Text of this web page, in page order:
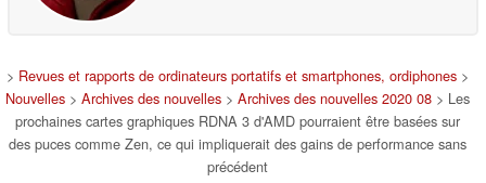
> Revues et rapports de ordinateurs portatifs et smartphones, ordiphones >
Nouvelles > Archives des nouvelles > Archives des nouvelles 2020 08 > Les
prochaines cartes graphiques RDNA 3 d'AMD pourraient être basées sur
des puces comme Zen, ce qui impliquerait des gains de performance sans
précédent